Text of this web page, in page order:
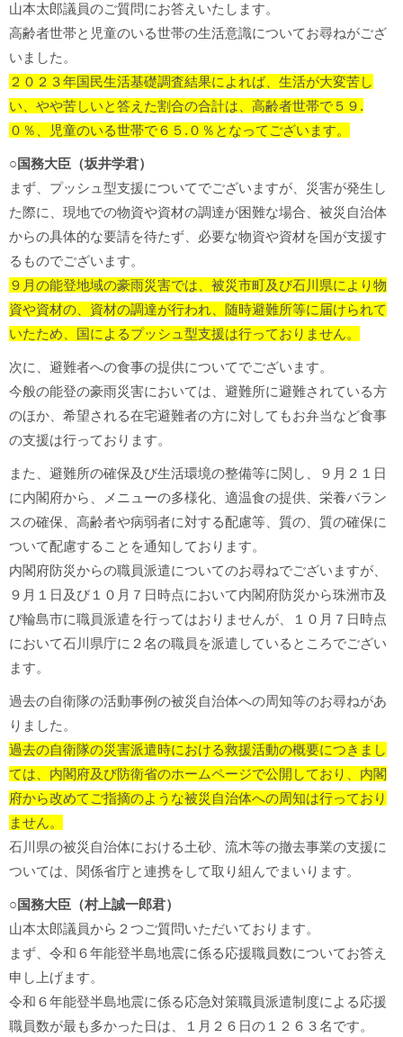
山本太郎議員のご質問にお答えいたします。
高齢者世帯と児童のいる世帯の生活意識についてお尋ねがござ
いました。
２０２３年国民生活基礎調査結果によれば、生活が大変苦し
い、やや苦しいと答えた割合の合計は、高齢者世帯で５９.
０％、児童のいる世帯で６５.０％となってございます。
○国務大臣（坂井学君）
まず、プッシュ型支援についてでございますが、災害が発生し
た際に、現地での物資や資材の調達が困難な場合、被災自治体
からの具体的な要請を待たず、必要な物資や資材を国が支援す
るものでございます。
９月の能登地域の豪雨災害では、被災市町及び石川県により物
資や資材の、資材の調達が行われ、随時避難所等に届けられて
いたため、国によるプッシュ型支援は行っておりません。
次に、避難者への食事の提供についてでございます。
今般の能登の豪雨災害においては、避難所に避難されている方
のほか、希望される在宅避難者の方に対してもお弁当など食事
の支援は行っております。
また、避難所の確保及び生活環境の整備等に関し、９月２１日
に内閣府から、メニューの多様化、適温食の提供、栄養バラン
スの確保、高齢者や病弱者に対する配慮等、質の、質の確保に
ついて配慮することを通知しております。
内閣府防災からの職員派遣についてのお尋ねでございますが、
９月１日及び１０月７日時点において内閣府防災から珠洲市及
び輪島市に職員派遣を行ってはおりませんが、１０月７日時点
において石川県庁に２名の職員を派遣しているところでござい
ます。
過去の自衛隊の活動事例の被災自治体への周知等のお尋ねがあ
りました。
過去の自衛隊の災害派遣時における救援活動の概要につきまし
ては、内閣府及び防衛省のホームページで公開しており、内閣
府から改めてご指摘のような被災自治体への周知は行っており
ません。
石川県の被災自治体における土砂、流木等の撤去事業の支援に
ついては、関係省庁と連携をして取り組んでまいります。
○国務大臣（村上誠一郎君）
山本太郎議員から２つご質問いただいております。
まず、令和６年能登半島地震に係る応援職員数についてお答え
申し上げます。
令和６年能登半島地震に係る応急対策職員派遣制度による応援
職員数が最も多かった日は、１月２６日の１２６３名です。